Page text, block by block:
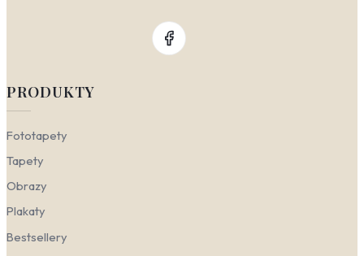
PRODUKTY
Fototapety
Tapety
Obrazy
Plakaty
Bestsellery